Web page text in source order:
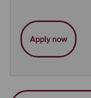
Apply nowIT lead